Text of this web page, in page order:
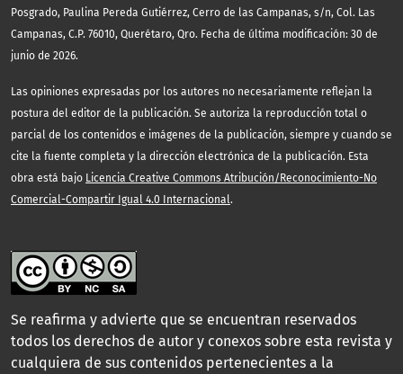
Posgrado, Paulina Pereda Gutiérrez, Cerro de las Campanas, s/n, Col. Las
Campanas, C.P. 76010, Querétaro, Qro. Fecha de última modificación: 30 de
junio de 2026.
Las opiniones expresadas por los autores no necesariamente reflejan la
postura del editor de la publicación. Se autoriza la reproducción total o
parcial de los contenidos e imágenes de la publicación, siempre y cuando se
cite la fuente completa y la dirección electrónica de la publicación. Esta
obra está bajo Licencia Creative Commons Atribución/Reconocimiento-No
Comercial-Compartir Igual 4.0 Internacional.
Se reafirma y advierte que se encuentran reservados
todos los derechos de autor y conexos sobre esta revista y
cualquiera de sus contenidos pertenecientes a la